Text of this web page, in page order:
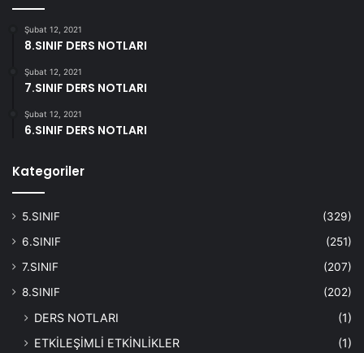
Şubat 12, 2021
8.SINIF DERS NOTLARI
Şubat 12, 2021
7.SINIF DERS NOTLARI
Şubat 12, 2021
6.SINIF DERS NOTLARI
Kategoriler
5.SINIF
(329)
6.SINIF
(251)
7.SINIF
(207)
8.SINIF
(202)
DERS NOTLARI
(1)
ETKİLEŞİMLİ ETKİNLİKLER
(1)